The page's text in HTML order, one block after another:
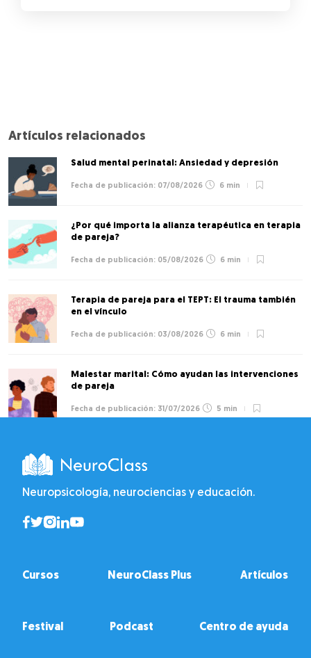
Artículos relacionados
Salud mental perinatal: Ansiedad y depresión
07/08/2026 6 min
¿Por qué importa la alianza terapéutica en terapia
de pareja?
05/08/2026 6 min
Terapia de pareja para el TEPT: El trauma también
en el vínculo
03/08/2026 6 min
Malestar marital: Cómo ayudan las intervenciones
de pareja
31/07/2026 5 min
Neuropsicología, neurociencias y educación.
Cursos NeuroClass Plus Artículos
Festival Podcast Centro de ayuda